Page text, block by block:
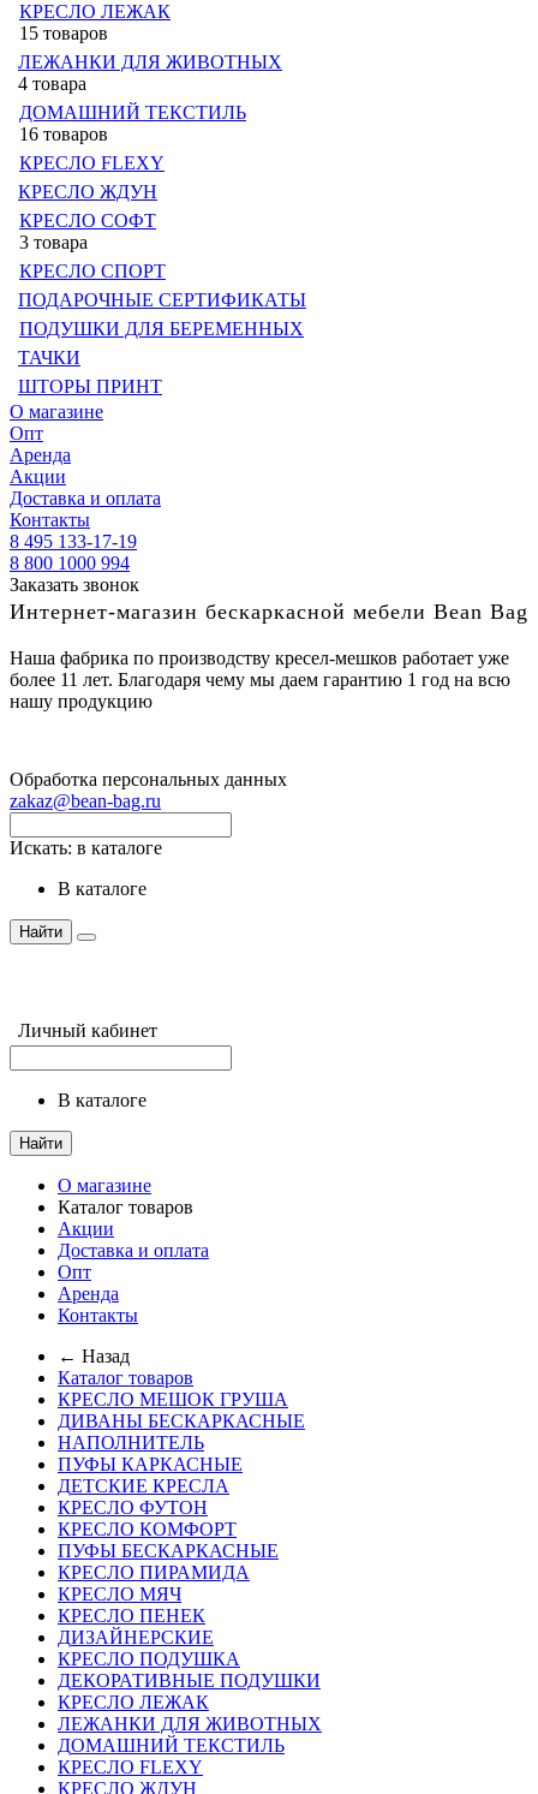
КРЕСЛО ЛЕЖАК
15 товаров
ЛЕЖАНКИ ДЛЯ ЖИВОТНЫХ
4 товара
ДОМАШНИЙ ТЕКСТИЛЬ
16 товаров
КРЕСЛО FLEXY
КРЕСЛО ЖДУН
КРЕСЛО СОФТ
3 товара
КРЕСЛО СПОРТ
ПОДАРОЧНЫЕ СЕРТИФИКАТЫ
ПОДУШКИ ДЛЯ БЕРЕМЕННЫХ
ТАЧКИ
ШТОРЫ ПРИНТ
О магазине
Опт
Аренда
Акции
Доставка и оплата
Контакты
8 495 133-17-19
8 800 1000 994
Заказать звонок
Интернет-магазин бескаркасной мебели Bean Bag
Наша фабрика по производству кресел-мешков работает уже
более 11 лет. Благодаря чему мы даем гарантию 1 год на всю
нашу продукцию
Обработка персональных данных
zakaz@bean-bag.ru
Искать: в каталоге
в каталоге
Найти
Личный кабинет
в каталоге
Найти
О магазине
Каталог товаров
Акции
Доставка и оплата
Опт
Аренда
Контакты
← Назад
Каталог товаров
КРЕСЛО МЕШОК ГРУША
ДИВАНЫ БЕСКАРКАСНЫЕ
НАПОЛНИТЕЛЬ
ПУФЫ КАРКАСНЫЕ
ДЕТСКИЕ КРЕСЛА
КРЕСЛО ФУТОН
КРЕСЛО КОМФОРТ
ПУФЫ БЕСКАРКАСНЫЕ
КРЕСЛО ПИРАМИДА
КРЕСЛО МЯЧ
КРЕСЛО ПЕНЕК
ДИЗАЙНЕРСКИЕ
КРЕСЛО ПОДУШКА
ДЕКОРАТИВНЫЕ ПОДУШКИ
КРЕСЛО ЛЕЖАК
ЛЕЖАНКИ ДЛЯ ЖИВОТНЫХ
ДОМАШНИЙ ТЕКСТИЛЬ
КРЕСЛО FLEXY
КРЕСЛО ЖДУН